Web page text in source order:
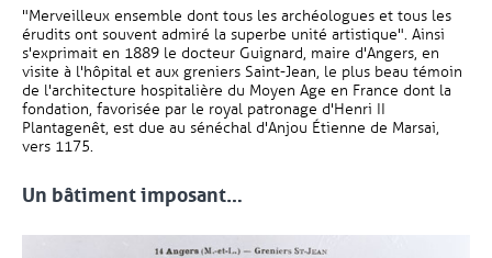
"Merveilleux ensemble dont tous les archéologues et tous les
érudits ont souvent admiré la superbe unité artistique". Ainsi
s'exprimait en 1889 le docteur Guignard, maire d'Angers, en
visite à l'hôpital et aux greniers Saint-Jean, le plus beau témoin
de l'architecture hospitalière du Moyen Age en France dont la
fondation, favorisée par le royal patronage d'Henri II
Plantagenêt, est due au sénéchal d'Anjou Étienne de Marsai,
vers 1175.
Un bâtiment imposant…